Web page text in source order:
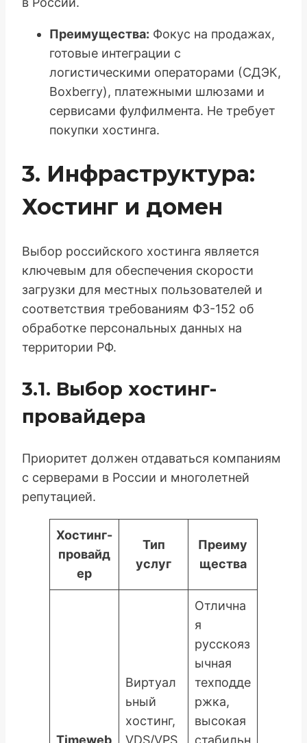
Преимущества: Фокус на продажах,
готовые интеграции с
логистическими операторами (СДЭК,
Boxberry), платежными шлюзами и
сервисами фулфилмента. Не требует
покупки хостинга.
3. Инфраструктура:
Хостинг и домен
Выбор российского хостинга является
ключевым для обеспечения скорости
загрузки для местных пользователей и
соответствия требованиям ФЗ-152 об
обработке персональных данных на
территории РФ.
3.1. Выбор хостинг-
провайдера
Приоритет должен отдаваться компаниям
с серверами в России и многолетней
репутацией.
Хостинг-
провайд
ер
Тип
услуг
Преиму
щества
Timeweb
Виртуал
ьный
хостинг,
VDS/VPS,
Отлична
я
русскояз
ычная
техподде
ржка,
высокая
стабильн